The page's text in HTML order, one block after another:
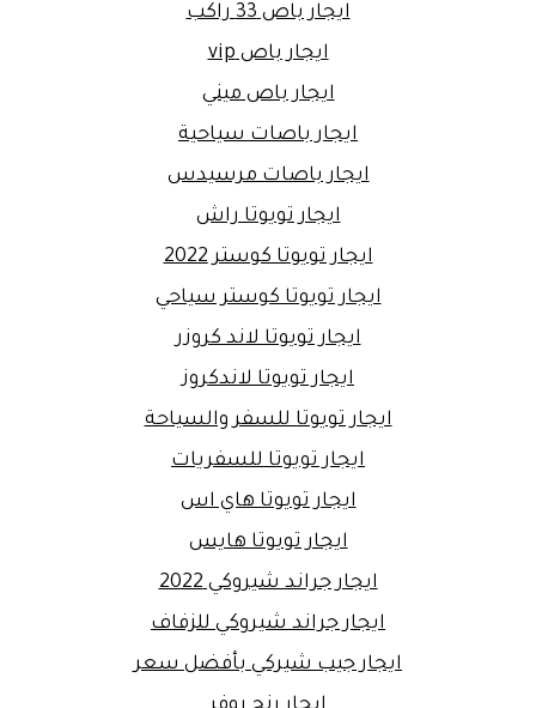
ايجار باص 33 راكب
ايجار باص vip
ايجار باص ميني
ايجار باصات سياحية
ايجار باصات مرسيدس
ايجار تويوتا راش
ايجار تويوتا كوستر 2022
ايجار تويوتا كوستر سياحي
ايجار تويوتا لاند كروزر
ايجار تويوتا لاندكروز
ايجار تويوتا للسفر والسياحة
ايجار تويوتا للسفريات
ايجار تويوتا هاي اس
ايجار تويوتا هايس
ايجار جراند شيروكي 2022
ايجار جراند شيروكي للزفاف
ايجار جيب شيركي بأفضل سعر